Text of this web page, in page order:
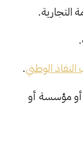
التجارية.
الوطني.
مؤسسة أو